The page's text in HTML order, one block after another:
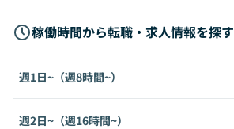
稼働時間から転職・求人情報を探す
週1日~（週8時間~）
週2日~（週16時間~）